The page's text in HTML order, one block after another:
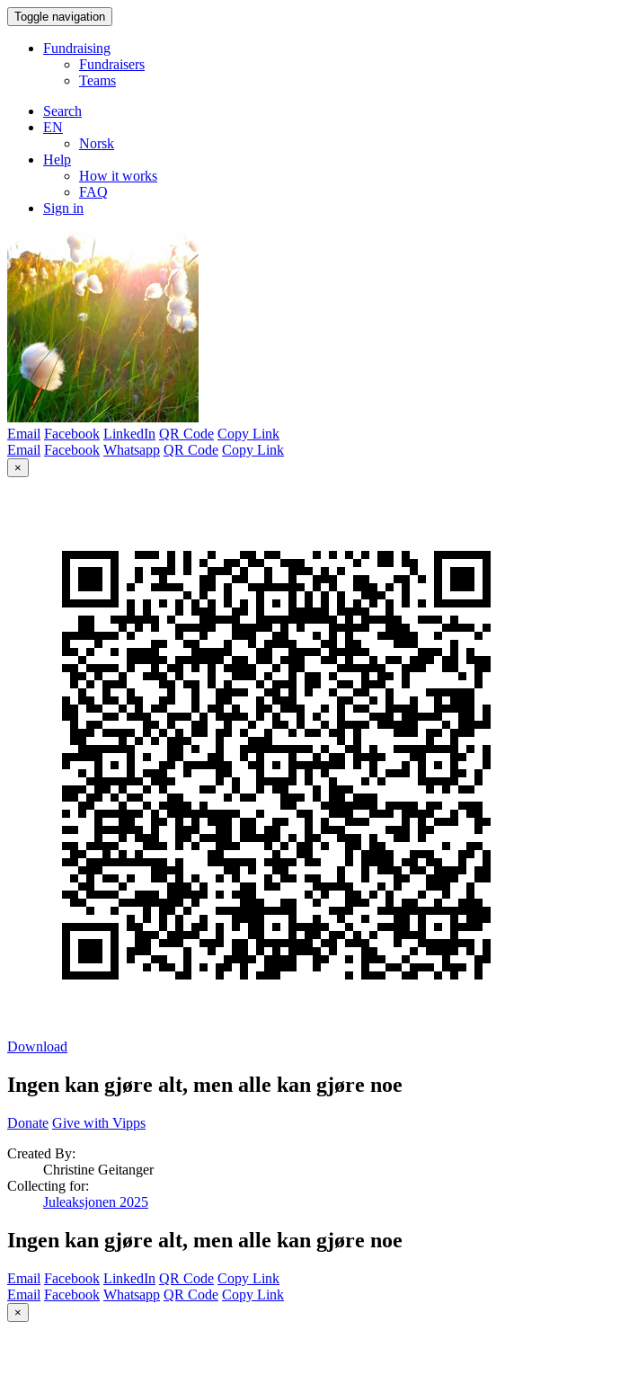
Toggle navigation
Fundraising
Fundraisers
Teams
Search
EN
Norsk
Help
How it works
FAQ
Sign in
Email Facebook LinkedIn QR Code Copy Link
Email Facebook Whatsapp QR Code Copy Link
×
Download
Ingen kan gjøre alt, men alle kan gjøre noe
Donate Give with Vipps
Created By:
Christine Geitanger
Collecting for:
Juleaksjonen 2025
Ingen kan gjøre alt, men alle kan gjøre noe
Email Facebook LinkedIn QR Code Copy Link
Email Facebook Whatsapp QR Code Copy Link
×